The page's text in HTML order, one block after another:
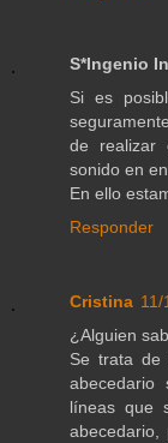
S*Ingenio
Si es
de realizar
sonido en
En ello
Responder
Cristina 11/
¿Alguien
Se trata de
abecedario
líneas que
abecedario,